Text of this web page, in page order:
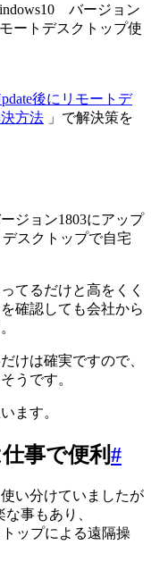
バージョン
ートデスクトップ使
後にリモートデ
方法 」で解決策を
ジョン1803にアップ
スクトップで自宅
てるだけと高をくく
確認しても会社から
けは確実ですので、
うです。
ます。
事で便利#
い分けていましたが
事もあり、
ップによる遠隔操